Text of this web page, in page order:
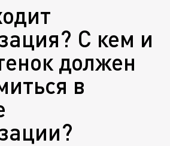
С кем и
должен
в